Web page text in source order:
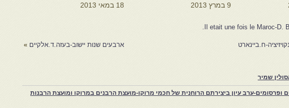
9 במרץ 2013
18 במאי 2013
Il etait une fois le Maroc-D. B.
ח.ביינארט ארבעים שנות יישוב-בעזה.ד.אלקיים »
שמיר
ערב עיון ביצירתם הרוחנית של חכמי מרוקו-מועצת הרבנים במרוקו ומועצת הרבנות